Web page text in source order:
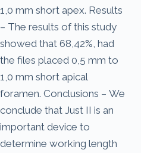
1,0 mm short apex. Results
– The results of this study
showed that 68,42%, had
the files placed 0,5 mm to
1,0 mm short apical
foramen. Conclusions – We
conclude that Just II is an
important device to
determine working length